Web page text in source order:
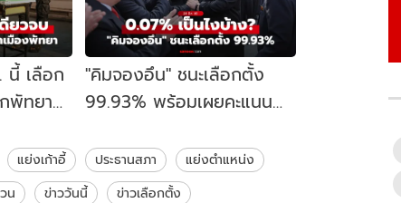
นี้ เลือก
พัทยา
"คิมจองอึน" ชนะเลือกตั้ง
99.93% พร้อมเผยคะแนน
แย่งเก้าอี้ ประธานสภา
แย่งตำแหน่ง
น ข่าววันนี้ ข่าวเลือกตั้ง